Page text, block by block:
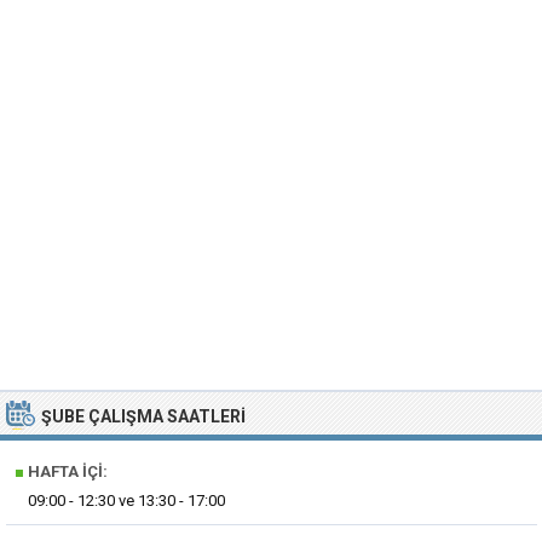
ŞUBE ÇALIŞMA SAATLERI
■ HAFTA İÇI:
09:00 - 12:30 ve 13:30 - 17:00